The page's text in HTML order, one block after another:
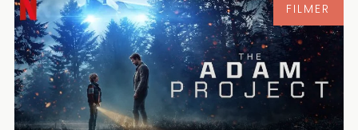
FILMER